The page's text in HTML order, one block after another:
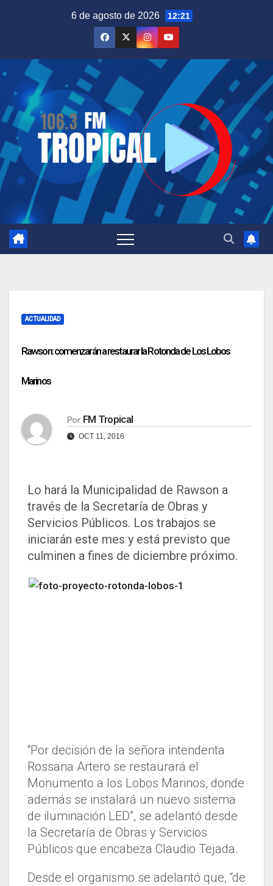
6 de agosto de 2026 12:21
ACTUALIDAD
Rawson: comenzarán a restaurar la Rotonda de Los Lobos
Marinos
Por FM Tropical
OCT 11, 2016
Lo hará la Municipalidad de Rawson a
través de la Secretaría de Obras y
Servicios Públicos. Los trabajos se
iniciarán este mes y está previsto que
culminen a fines de diciembre próximo.
“Por decisión de la señora intendenta
Rossana Artero se restaurará el
Monumento a los Lobos Marinos, donde
además se instalará un nuevo sistema
de iluminación LED”, se adelantó desde
la Secretaría de Obras y Servicios
Públicos que encabeza Claudio Tejada.
Desde el organismo se adelantó que, “de